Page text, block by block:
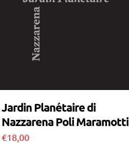
Jardin Planétaire di
Nazzarena Poli Maramotti
€18,00